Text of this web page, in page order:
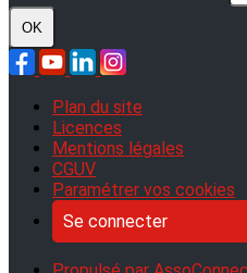
OK
Plan du site
Licences
Mentions légales
CGUV
Paramétrer vos cookies
Se connecter